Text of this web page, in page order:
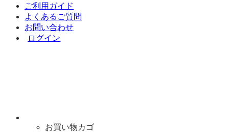
ご利用ガイド
よくあるご質問
お問い合わせ
ログイン
お買い物カゴ